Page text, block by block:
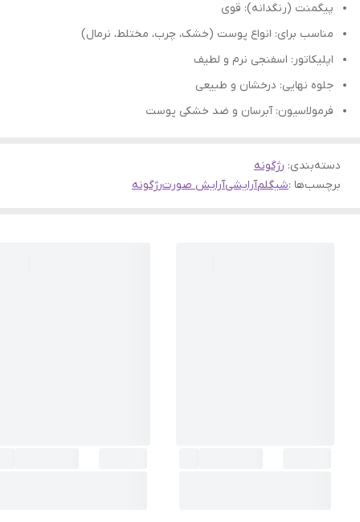
پیگمنت (رنگدانه): قوی
مناسب برای: انواع پوست (خشک، چرب، مختلط، نرمال)
اپلیکاتور: اسفنجی نرم و لطیف
جلوه نهایی: درخشان و طبیعی
فرمولاسیون: آبرسان و ضد خشکی پوست
دسته‌بندی: رژگونه
برچسب‌ها :شیگلمآرایشیآرایش صورترژگونه